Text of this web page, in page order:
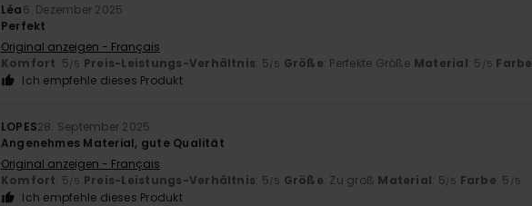
Léa6. Dezember 2025
Perfekt
Original anzeigen - Français
Komfort: 5/5 Preis-Leistungs-Verhältnis: 5/5 Größe: Perfekte Größe Material: 5 /5 Farbe
Ich empfehle dieses Produkt
LOPES28. September 2025
Angenehmes Material, gute Qualität
Original anzeigen - Français
Komfort: 5/5 Preis-Leistungs-Verhältnis: 5/5 Größe: Zu groß Material: 5/5 Farbe: 5 /5
Ich empfehle dieses Produkt